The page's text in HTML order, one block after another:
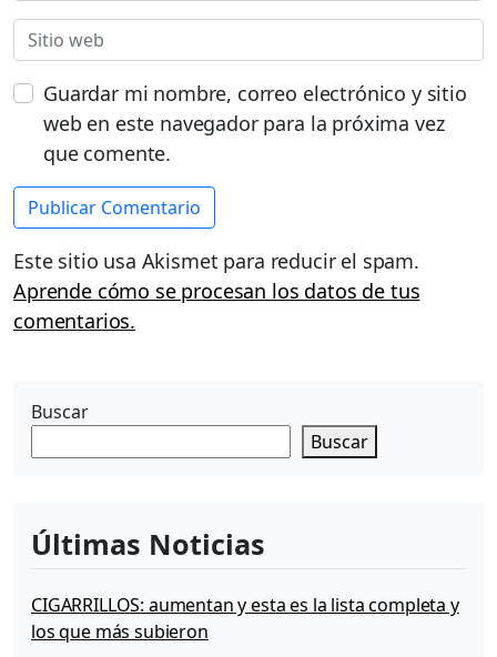
Guardar mi nombre, correo electrónico y sitio
web en este navegador para la próxima vez
que comente.
Este sitio usa Akismet para reducir el spam.
Aprende cómo se procesan los datos de tus
comentarios.
Buscar
Buscar
Últimas Noticias
CIGARRILLOS: aumentan y esta es la lista completa y
los que más subieron